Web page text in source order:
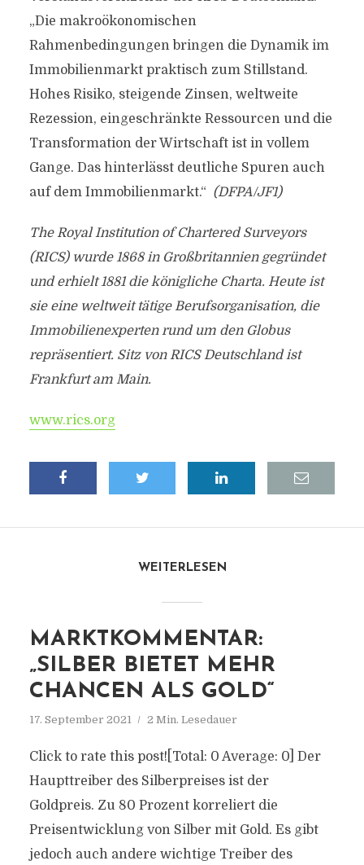
„Die makroökonomischen
Rahmenbedingungen bringen die Dynamik im
Immobilienmarkt praktisch zum Stillstand.
Hohes Risiko, steigende Zinsen, weltweite
Rezession, eingeschränkte Ressourcen und die
Transformation der Wirtschaft ist in vollem
Gange. Das hinterlässt deutliche Spuren auch
auf dem Immobilienmarkt.“ (DFPA/JF1)
The Royal Institution of Chartered Surveyors
(RICS) wurde 1868 in Großbritannien gegründet
und erhielt 1881 die königliche Charta. Heute ist
sie eine weltweit tätige Berufsorganisation, die
Immobilienexperten rund um den Globus
repräsentiert. Sitz von RICS Deutschland ist
Frankfurt am Main.
www.rics.org
WEITERLESEN
MARKTKOMMENTAR:
„SILBER BIETET MEHR
CHANCEN ALS GOLD“
17. September 2021 2 Min. Lesedauer
Click to rate this post![Total: 0 Average: 0] Der
Haupttreiber des Silberpreises ist der
Goldpreis. Zu 80 Prozent korreliert die
Preisentwicklung von Silber mit Gold. Es gibt
jedoch auch andere wichtige Treiber des